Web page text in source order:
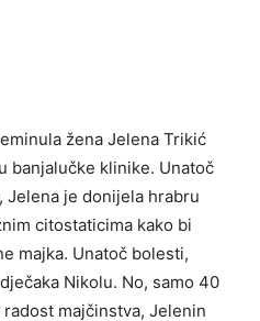
žena Jelena Trikić
banjalučke klinike. Unatoč
Jelena je donijela hrabru
citostaticima kako bi
majka. Unatoč bolesti,
Nikolu. No, samo 40
majčinstva, Jelenin